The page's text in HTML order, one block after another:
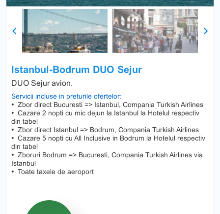
Istanbul-Bodrum DUO Sejur
DUO Sejur avion.
Servicii incluse in preturile ofertelor:
• Zbor direct Bucuresti => Istanbul, Compania Turkish Airlines
• Cazare 2 nopti cu mic dejun la Istanbul la Hotelul respectiv
din tabel
• Zbor direct Istanbul => Bodrum, Compania Turkish Airlines
• Cazare 5 nopti cu All Inclusive in Bodrum la Hotelul respectiv
din tabel
• Zboruri Bodrum => Bucuresti, Compania Turkish Airlines via
Istanbul
• Toate taxele de aeroport
Previous Next